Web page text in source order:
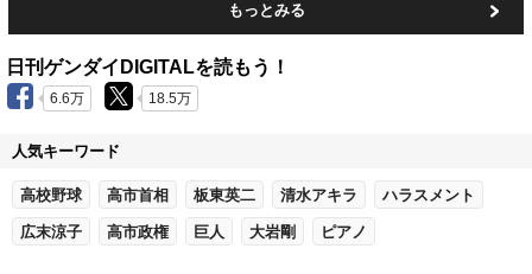
もっとみる
日刊ゲンダイDIGITALを読もう！
6.6万 18.5万
人気キーワード
高校野球 高市首相 板東英二 清水アキラ ハラスメント
広末涼子 高市政権 巨人 大岩剛 ピアノ